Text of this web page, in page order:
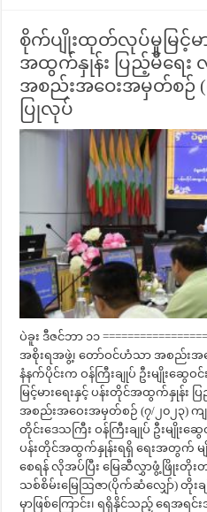
စိုက်ပျိုးထုတ်လုပ်မှုမြင့်မာ
အထွက်နှုန်း ပြည့်မီရေး
အစည်းအဝေးအမှတ်စဉ် (
ပြုလုပ်
ပဲခူး ဒီဇင်ဘာ ၁၁
အစိုးရအဖွဲ့၊ တော်ဝင်ဟံသာ အစည်းအဝ
နံနက်ပိုင်းက ဝန်ကြီးချုပ် ဦးမျိုးဆွေ
မြင့်မားရေးနှင့် ပန်းတိုင်အထွက်နှုန်း ပ
အစည်းအဝေးအမှတ်စဉ် (၇/၂၀၂၃)
တိုင်းဒေသကြီး ဝန်ကြီးချုပ် ဦးမျို
ပန်းတိုင်အထွက်နှုန်းရရှိ ရေးအတွက် မျိုး၊
စေရန် လိုအပ်ပြီး မြေဆီလွှာဖွံ့ဖြိုး
သစ်စိမ်းမြေဩဇာ(ပိုက်ဆံလျှော်) တိုးခ
မှာဖြစ်ကြောင်း၊ ရရှိနိုင်သည့် ရေအ